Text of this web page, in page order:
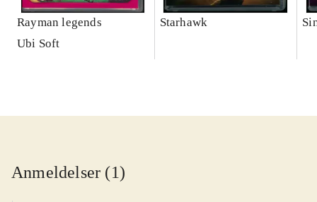
Rayman legends
Ubi Soft
Starhawk
Anmeldelser (1)